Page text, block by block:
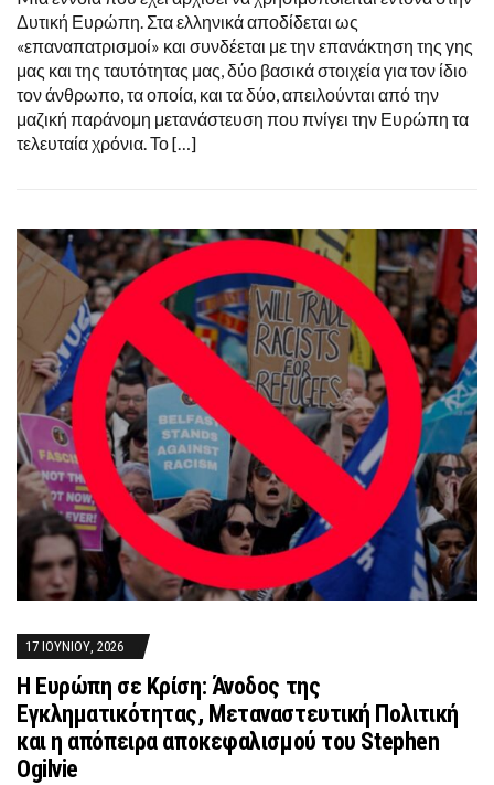
Δυτική Ευρώπη. Στα ελληνικά αποδίδεται ως
«επαναπατρισμοί» και συνδέεται με την επανάκτηση της γης
μας και της ταυτότητας μας, δύο βασικά στοιχεία για τον ίδιο
τον άνθρωπο, τα οποία, και τα δύο, απειλούνται από την
μαζική παράνομη μετανάστευση που πνίγει την Ευρώπη τα
τελευταία χρόνια. Το […]
17 ΙΟΥΝΊΟΥ, 2026
Η Ευρώπη σε Κρίση: Άνοδος της
Εγκληματικότητας, Μεταναστευτική Πολιτική
και η απόπειρα αποκεφαλισμού του Stephen
Ogilvie